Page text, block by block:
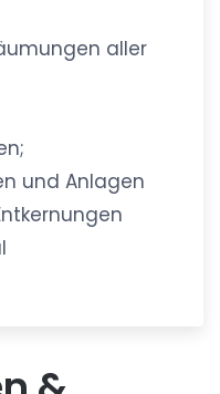
aller
und Anlagen